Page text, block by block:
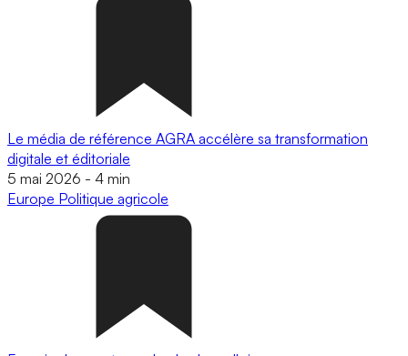
Le média de référence AGRA accélère sa transformation
digitale et éditoriale
5 mai 2026 - 4 min
Europe Politique agricole